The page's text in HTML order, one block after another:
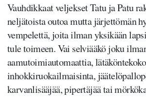
Vauhdikkaat veljekset Tatu ja Patu
neljätoista outoa mutta järjettömän
vempelettä, joita ilman yksikään
tule toimeen. Vai selviääkö joku
aamutoimiautomaattia,
inhokkiruokailmaisinta,
karvanlisääjää, pipertäjää tai